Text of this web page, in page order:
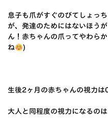
息子も爪がすぐのびてしょっ
が、発達のためにはないほう
ん！赤ちゃんの爪ってやわら
ね
)
生後2ヶ月の赤ちゃんの視力は
大人と同程度の視力になるのは